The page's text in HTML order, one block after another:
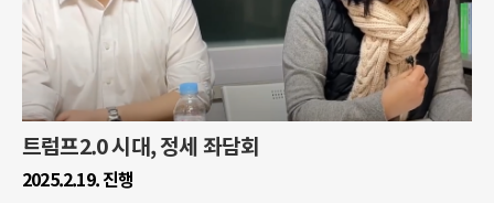
트럼프2.0 시대, 정세 좌담회
2025.2.19. 진행